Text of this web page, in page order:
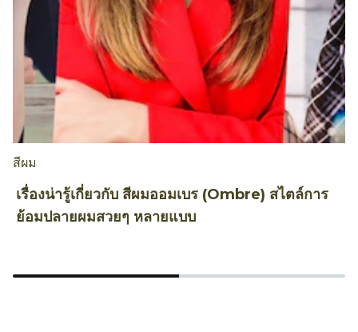
สีผม
เรื่องน่ารู้เกี่ยวกับ สีผมออมเบร (Ombre) สไตล์การ
ย้อมปลายผมสวยๆ หลายแบบ